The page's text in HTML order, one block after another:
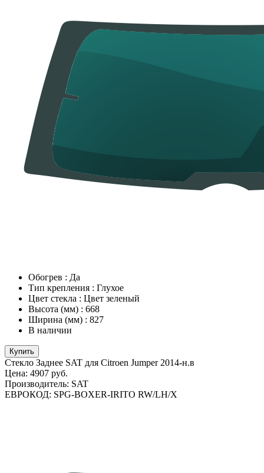
Обогрев : Да
Тип крепления : Глухое
Цвет стекла : Цвет зеленый
Высота (мм) : 668
Ширина (мм) : 827
В наличии
Купить
Стекло Заднее SAT для Citroen Jumper 2014-н.в
Цена: 4907 руб.
Производитель: SAT
ЕВРОКОД: SPG-BOXER-IRITO RW/LH/X